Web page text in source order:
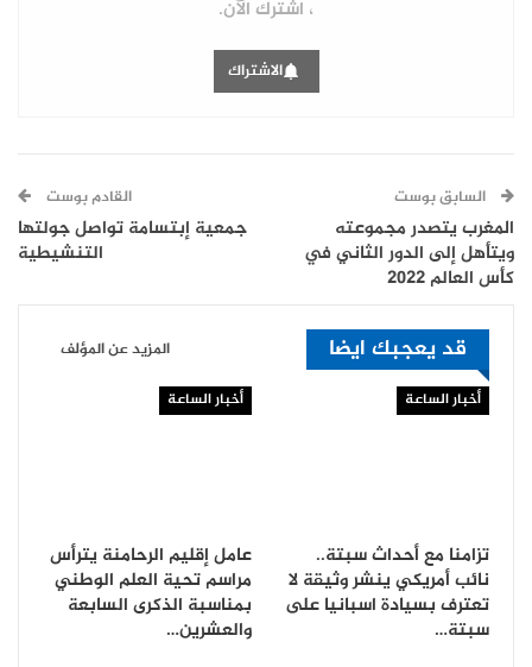
، اشترك الآن.
الاشتراك
السابق بوست
المغرب يتصدر مجموعته
ويتأهل إلى الدور الثاني في
كأس العالم 2022
القادم بوست
جمعية إبتسامة تواصل جولتها
التنشيطية
قد يعجبك ايضا المزيد عن المؤلف
أخبار الساعة
تزامنا مع أحداث سبتة..
نائب أمريكي ينشر وثيقة لا
تعترف بسيادة اسبانيا على
سبتة…
أخبار الساعة
عامل إقليم الرحامنة يترأس
مراسم تحية العلم الوطني
بمناسبة الذكرى السابعة
والعشرين…